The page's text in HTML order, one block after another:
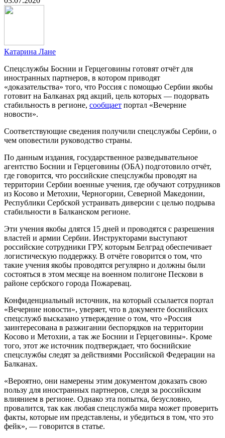
Катарина Лане
Спецслужбы Боснии и Герцеговины готовят отчёт для
иностранных партнеров, в котором приводят
«доказательства» того, что Россия с помощью Сербии якобы
готовит на Балканах ряд акций, цель которых — подорвать
стабильность в регионе, сообщает портал «Вечерние
новости».
Соответствующие сведения получили спецслужбы Сербии, о
чем оповестили руководство страны.
По данным издания, государственное разведывательное
агентство Боснии и Герцеговины (ОБА) подготовило отчёт,
где говорится, что российские спецслужбы проводят на
территории Сербии военные учения, где обучают сотрудников
из Косово и Метохии, Черногории, Северной Македонии,
Республики Сербской устраивать диверсии с целью подрыва
стабильности в Балканском регионе.
Эти учения якобы длятся 15 дней и проводятся с разрешения
властей и армии Сербии. Инструкторами выступают
российские сотрудники ГРУ, которым Белград обеспечивает
логистическую поддержку. В отчёте говорится о том, что
такие учения якобы проводятся регулярно и должны были
состояться в этом месяце на военном полигоне Пескови в
районе сербского города Пожаревац.
Конфиденциальный источник, на который ссылается портал
«Вечерние новости», уверяет, что в документе боснийских
спецслужб высказано утверждение о том, что «Россия
заинтересована в разжигании беспорядков на территории
Косово и Метохии, а так же Боснии и Герцеговины». Кроме
того, этот же источник подтверждает, что боснийские
спецслужбы следят за действиями Российской Федерации на
Балканах.
«Вероятно, они намерены этим документом доказать свою
пользу для иностранных партнеров, следя за российским
влиянием в регионе. Однако эта попытка, безусловно,
провалится, так как любая спецслужба мира может проверить
факты, которые им представлены, и убедиться в том, что это
фейк», — говорится в статье.